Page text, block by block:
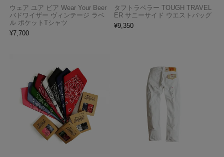
ウェア ユア ビア Wear Your Beer
バドワイザー ヴィンテージ ラベ
ル ポケットTシャツ
¥7,700
タフトラベラー TOUGH TRAVEL
ER サニーサイド ウエストバッグ
¥9,350